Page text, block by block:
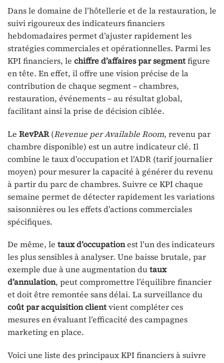
Dans le domaine de l’hôtellerie et de la restauration, le
suivi rigoureux des indicateurs financiers
hebdomadaires permet d’ajuster rapidement les
stratégies commerciales et opérationnelles. Parmi les
KPI financiers, le chiffre d’affaires par segmentfigure
en tête. En effet, il offre une vision précise de la
contribution de chaque segment – chambres,
restauration, événements – au résultat global,
facilitant ainsi la prise de décision ciblée.
Le RevPAR(Revenue per Available Room, revenu par
chambre disponible) est un autre indicateur clé. Il
combine le taux d’occupation et l’ADR (tarif journalier
moyen) pour mesurer la capacité à générer du revenu
à partir du parc de chambres. Suivre ce KPI chaque
semaine permet de détecter rapidement les variations
saisonnières ou les effets d’actions commerciales
spécifiques.
De même, le taux d’occupationest l’un des indicateurs
les plus sensibles à analyser. Une baisse brutale, par
exemple due à une augmentation dutaux
d’annulation, peut compromettre l’équilibre financier
et doit être remontée sans délai. La surveillance du
coût par acquisition clientvient compléter ces
mesures en évaluant l’efficacité des campagnes
marketing en place.
Voici une liste des principaux KPI financiers à suivre